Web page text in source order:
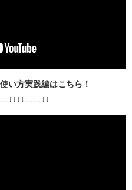
い方実践編はこちら！